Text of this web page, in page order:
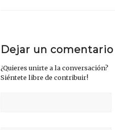
Dejar un comentario
¿Quieres unirte a la conversación?
Siéntete libre de contribuir!